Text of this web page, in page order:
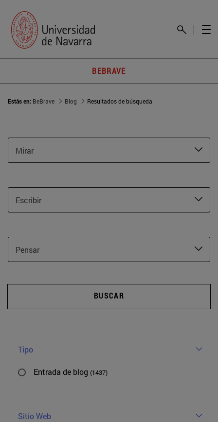
BEBRAVE
Estás en: BeBrave Blog Resultados de búsqueda
Mirar
Escribir
Pensar
BUSCAR
Tipo
Entrada de blog (1437)
Sitio Web